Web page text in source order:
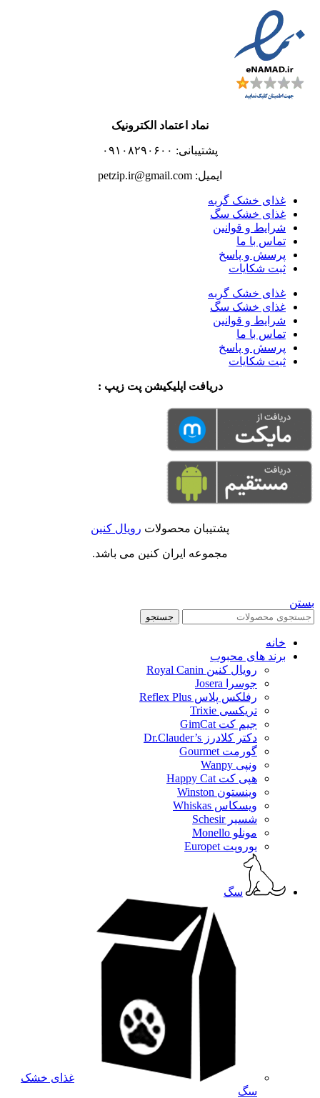
نماد اعتماد الکترونیک
پشتیبانی: ۰۹۱۰۸۲۹۰۶۰۰
ایمیل: petzip.ir@gmail.com
غذای خشک گربه
غذای خشک سگ
شرایط و قوانین
تماس با ما
پرسش و پاسخ
ثبت شکایات
غذای خشک گربه
غذای خشک سگ
شرایط و قوانین
تماس با ما
پرسش و پاسخ
ثبت شکایات
دریافت اپلیکیشن پت زیپ :
پشتیبان محصولات رویال کنین
مجموعه ایران کنین می باشد.
بستن
جستجو
خانه
برند های محبوب
رویال کنین Royal Canin
جوسرا Josera
رفلکس پلاس Reflex Plus
تریکسی Trixie
جیم کت GimCat
دکتر کلادرز Dr.Clauder’s
گورمت Gourmet
ونپی Wanpy
هپی کت Happy Cat
وینستون Winston
ویسکاس Whiskas
شسیر Schesir
مونلو Monello
یوروپت Europet
سگ
غذای خشک
سگ